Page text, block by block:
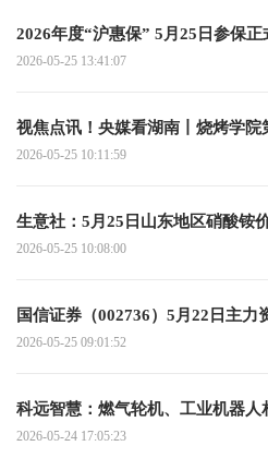
2026年度“沪惠保” 5月25日参保
2026-05-25 13:41:07
视焦点讯！央媒看湖南丨烧烤学院
2026-05-25 10:11:59
生意社：5月25日山东地区硝酸铵
2026-05-25 10:08:00
国信证券（002736）5月22日主力
2026-05-25 09:01:52
科远智慧：燃气轮机、工业机器
2026-05-24 17:05:23